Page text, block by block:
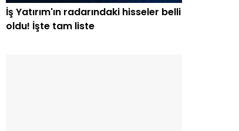
İş Yatırım'ın radarındaki hisseler belli
oldu! İşte tam liste